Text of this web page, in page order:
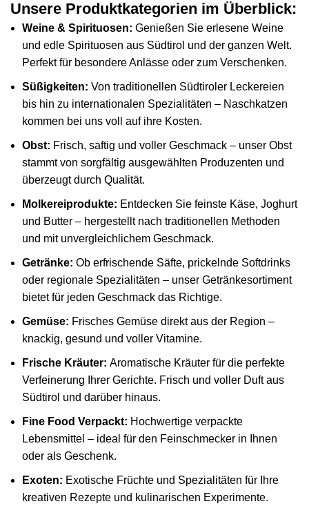
Unsere Produktkategorien im Überblick:
Weine & Spirituosen: Genießen Sie erlesene Weine
und edle Spirituosen aus Südtirol und der ganzen Welt.
Perfekt für besondere Anlässe oder zum Verschenken.
Süßigkeiten: Von traditionellen Südtiroler Leckereien
bis hin zu internationalen Spezialitäten – Naschkatzen
kommen bei uns voll auf ihre Kosten.
Obst: Frisch, saftig und voller Geschmack – unser Obst
stammt von sorgfältig ausgewählten Produzenten und
überzeugt durch Qualität.
Molkereiprodukte: Entdecken Sie feinste Käse, Joghurt
und Butter – hergestellt nach traditionellen Methoden
und mit unvergleichlichem Geschmack.
Getränke: Ob erfrischende Säfte, prickelnde Softdrinks
oder regionale Spezialitäten – unser Getränkesortiment
bietet für jeden Geschmack das Richtige.
Gemüse: Frisches Gemüse direkt aus der Region –
knackig, gesund und voller Vitamine.
Frische Kräuter: Aromatische Kräuter für die perfekte
Verfeinerung Ihrer Gerichte. Frisch und voller Duft aus
Südtirol und darüber hinaus.
Fine Food Verpackt: Hochwertige verpackte
Lebensmittel – ideal für den Feinschmecker in Ihnen
oder als Geschenk.
Exoten: Exotische Früchte und Spezialitäten für Ihre
kreativen Rezepte und kulinarischen Experimente.